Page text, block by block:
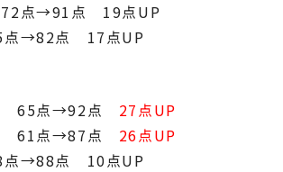
点→91点 19点UP
→82点 17点UP
65点→92点 27点UP
61点→87点 26点UP
→88点 10点UP